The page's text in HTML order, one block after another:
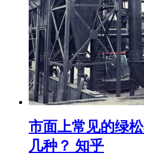
市面上常见的绿
几种？ 知乎